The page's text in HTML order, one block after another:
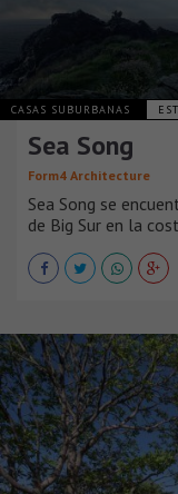
CASAS SUBURBANAS
Sea Song
Form4 Architecture
Sea Song se
de Big Sur en la